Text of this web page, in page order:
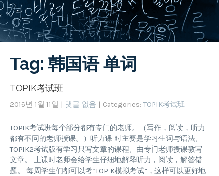
Tag: 韩国语 单词
TOPIK考试班
2016년 1월 11일 | 댓글 없음 | Categories:TOPIK考试班
TOPIK考试班每个部分都有专门的老师。（写作，阅读，听力
都有不同的老师授课。）听力课 时主要是学习生词与语法。
TOPIK2考试版有学习只写文章的课程。由专门老师授课教写
文章。 上课时老师会给学生仔细地解释听力，阅读，解答错
题。 每周学生们都可以考“TOPIK模拟考试”，这样可以更好地